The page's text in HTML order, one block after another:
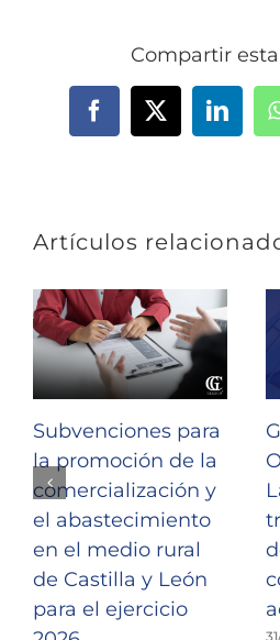
Compartir
Facebook
X
Artículos
Subvenciones para
la promoción de la
comercialización y
el abastecimiento
en el medio rural
de Castilla y León
para el ejercicio